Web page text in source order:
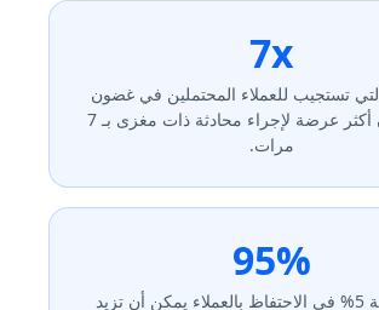
7x
تستجيب للعملاء المحتملين في غضون
ساعة تكون أكثر عرضة لإجراء محادثة ذات مغزى بـ 7
مرات.
95%
زيادة بنسبة 5% في الاحتفاظ بالعملاء يمكن أن تزيد